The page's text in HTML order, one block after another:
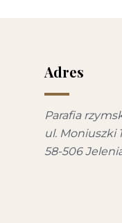
Adres
Parafia
ul. Moniuszki
58-506